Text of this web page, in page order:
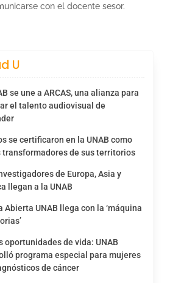
con el docente sesor.
U
se une a ARCAS, una alianza para
el talento audiovisual de
se certificaron en la UNAB como
transformadores de sus territorios
de Europa, Asia y
llegan a la UNAB
Abierta UNAB llega con la ‘máquina
oportunidades de vida: UNAB
programa especial para mujeres
de cáncer